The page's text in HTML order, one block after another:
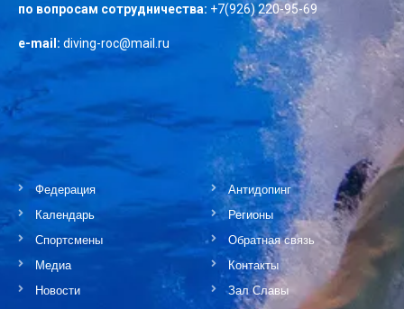
по вопросам сотрудничества: +7(926) 220-95-69
e-mail: diving-roc@mail.ru
Федерация
Календарь
Спортсмены
Медиа
Новости
Антидопинг
Регионы
Обратная связь
Контакты
Зал Славы